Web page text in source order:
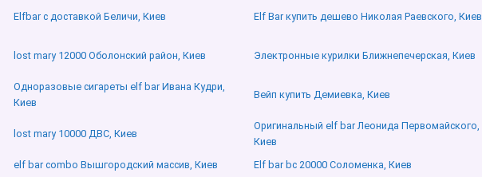
Elfbar с доставкой Беличи, Киев Elf Bar купить дешево Николая Раевского, Киев
lost mary 12000 Оболонский район, Киев Электронные курилки Ближнепечерская, Киев
Одноразовые сигареты elf bar Ивана Кудри,
Киев
Вейп купить Демиевка, Киев
lost mary 10000 ДВС, Киев
Оригинальный elf bar Леонида Первомайского,
Киев
elf bar combo Вышгородский массив, Киев Elf bar bc 20000 Соломенка, Киев